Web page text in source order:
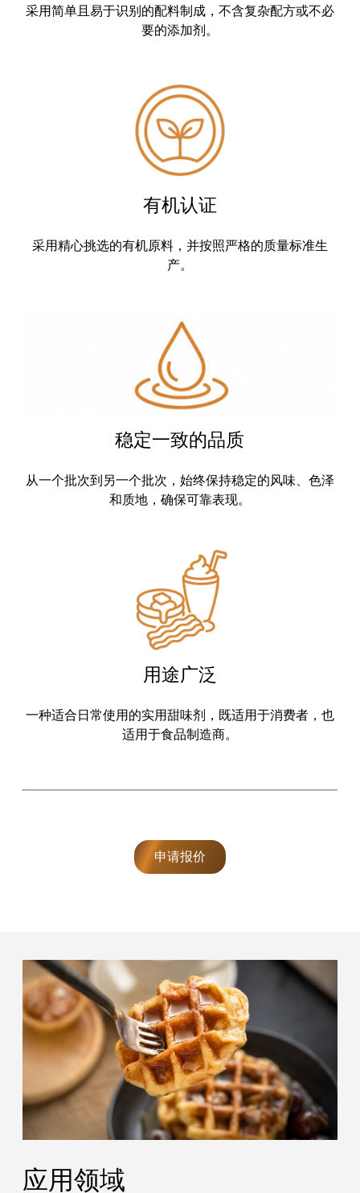
采用简单且易于识别的配料制成，不含复杂配方或不必
要的添加剂。
有机认证
采用精心挑选的有机原料，并按照严格的质量标准生
产。
稳定一致的品质
从一个批次到另一个批次，始终保持稳定的风味、色泽
和质地，确保可靠表现。
用途广泛
一种适合日常使用的实用甜味剂，既适用于消费者，也
适用于食品制造商。
申请报价
应用领域